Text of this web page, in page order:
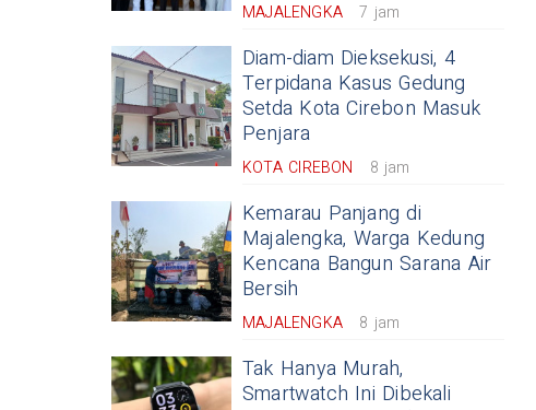
MAJALENGKA 7 jam
Diam-diam Dieksekusi, 4
Terpidana Kasus Gedung
Setda Kota Cirebon Masuk
Penjara
KOTA CIREBON 8 jam
Kemarau Panjang di
Majalengka, Warga Kedung
Kencana Bangun Sarana Air
Bersih
MAJALENGKA 8 jam
Tak Hanya Murah,
Smartwatch Ini Dibekali